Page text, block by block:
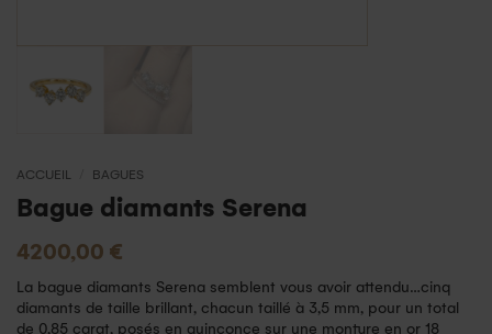
ACCUEIL BAGUES
Bague diamants Serena
4200,00 €
La bague diamants Serena semblent vous avoir attendu…cinq
diamants de taille brillant, chacun taillé à 3,5 mm, pour un total
de 0,85 carat, posés en quinconce sur une monture en or 18